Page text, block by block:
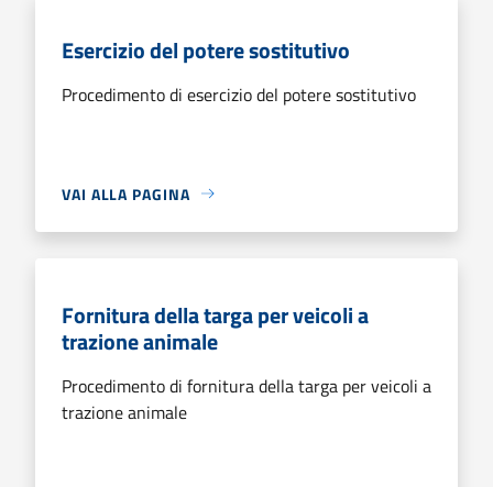
Esercizio del potere sostitutivo
Procedimento di esercizio del potere sostitutivo
VAI ALLA PAGINA
Fornitura della targa per veicoli a
trazione animale
Procedimento di fornitura della targa per veicoli a
trazione animale